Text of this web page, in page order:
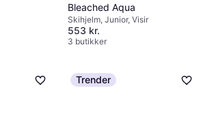
Bleached Aqua
Skihjelm, Junior, Visir
553 kr.
3 butikker
Trender